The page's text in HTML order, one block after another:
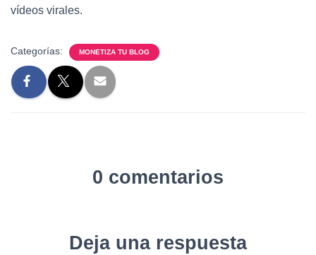
vídeos virales.
Categorías: MONETIZA TU BLOG
0 comentarios
Deja una respuesta